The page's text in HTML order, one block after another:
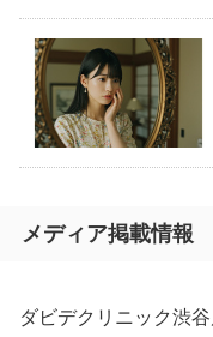
メディア掲載情報
ダビデクリニック渋